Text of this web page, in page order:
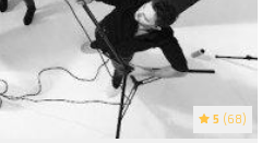
5 (68)